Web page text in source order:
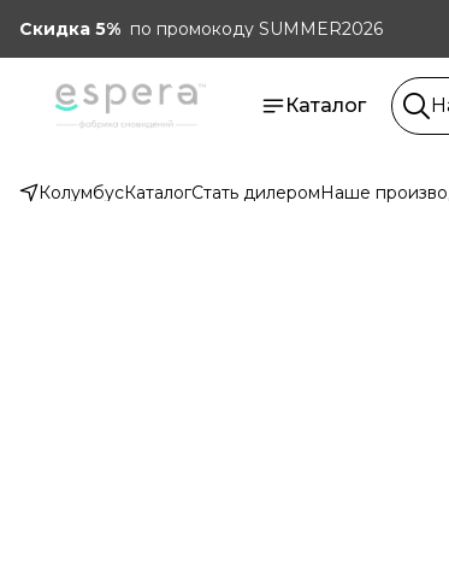
Скидка 5% по промокоду SUMMER2026
Каталог
КолумбусКаталогСтать дилеромНаше